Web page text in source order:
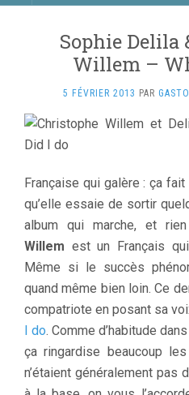
Sophie Delila
Willem –
5 FÉVRIER 2013 PAR
Française qui galère : ça
qu’elle essaie de sortir
album qui marche, et rien
Willem est un Français
Même si le succès
quand même bien loin. Ce
compatriote en posant sa
I do. Comme d’habitude
ça ringardise beaucoup
n’étaient généralement pas